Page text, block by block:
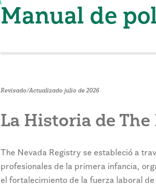
Manual de
Revisado/Actualizado julio de 2026
La Historia de
The Nevada Registry se estableció a
profesionales de la primera infancia,
el fortalecimiento de la fuerza laboral